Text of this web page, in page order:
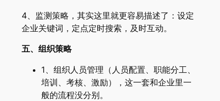
4、监测策略，其实这里就更容易描述了：设定
企业关键词，定点定时搜索，及时互动。
五、组织策略
1、组织人员管理（人员配置、职能分工、
培训、考核、激励），这一套和企业里一
般的流程没分别。